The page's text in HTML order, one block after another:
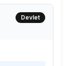
Devlet